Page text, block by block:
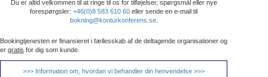
Du er altid velkommen til at ringe til os for tilføjelser, spørgsmål eller nye
forespørgsler: +46(0)8 583 610 60 eller sende en e-mail til
bokning@konturkonferens.se.
Bookingtjenesten er finansieret i fællesskab af de deltagende organisationer og
er gratis for dig som kunde.
>>> Information om, hvordan vi behandler din henvendelse >>>